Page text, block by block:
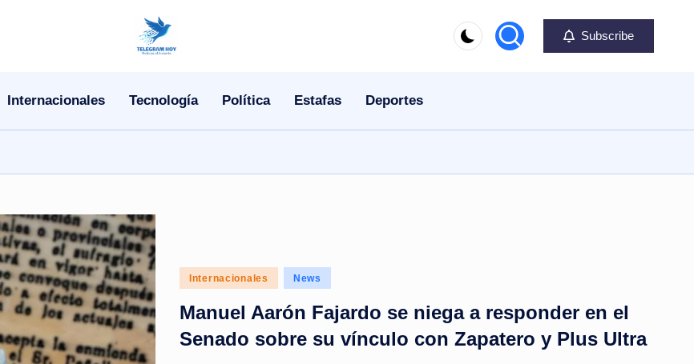
N
e
l
e
|
Subscribe
Internacionales Tecnología Política Estafas Deportes
Posted
Internacionales News
Manuel Aarón Fajardo se niega a responder en el
Senado sobre su vínculo con Zapatero y Plus Ultra